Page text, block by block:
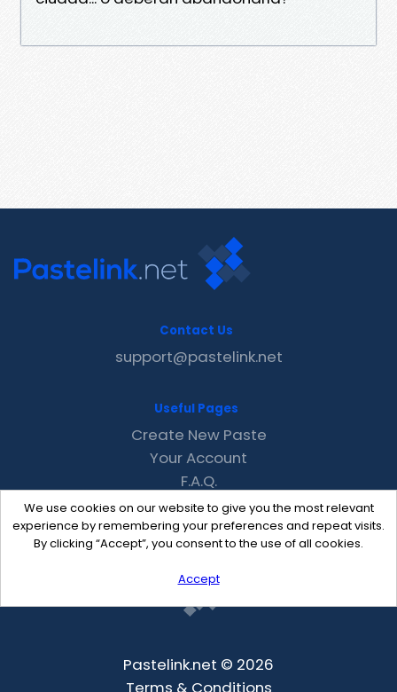
We use cookies on our website to give you the most relevant
experience by remembering your preferences and repeat visits.
By clicking “Accept”, you consent to the use of all cookies.
Accept
Contact Us
support@pastelink.net
Useful Pages
Create New Paste
Your Account
F.A.Q.
Recent
Contact
Pastelink.net © 2026
Terms & Conditions